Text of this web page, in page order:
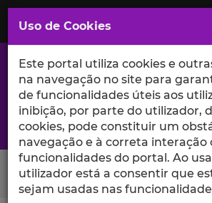
Saltar
para
Conteúdo
Principal
A excelência da investigação e ciência
Search Button
Uso de Cookies
Este portal utiliza cookies e
na navegação no site para
de funcionalidades úteis aos
inibição, por parte do utilizador,
cookies, pode constituir um
navegação e à correta interação
funcionalidades do portal. Ao
utilizador está a consentir que
sejam usadas nas